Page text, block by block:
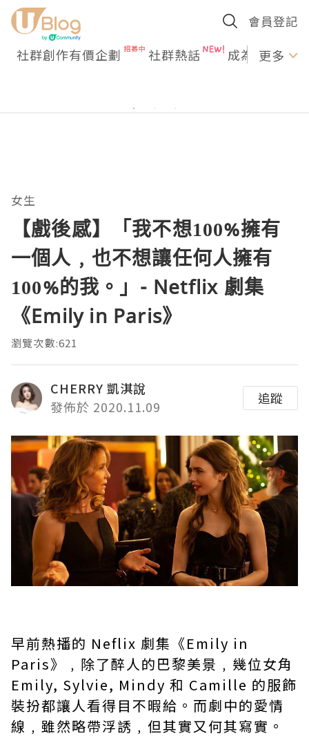
會員登記
社群創作有價企劃 社群熱話 成為U更多
女生
【戲後感】「我不想100%擁有
一個人﹐也不想讓任何人擁有
100%的我。」- Netflix 劇集
《Emily in Paris》
瀏覽次數:621
CHERRY 凱淇說
發佈於 2020.11.09
追蹤
早前熱播的 Neflix 劇集《Emily in
Paris》﹐除了醉人的巴黎美景﹐幾位女角
Emily, Sylvie, Mindy 和 Camille 的服飾
裝扮都讓人看得目不暇給。而劇中的愛情
線﹐雖然略帶浮誘﹐但其實又何其寫實。